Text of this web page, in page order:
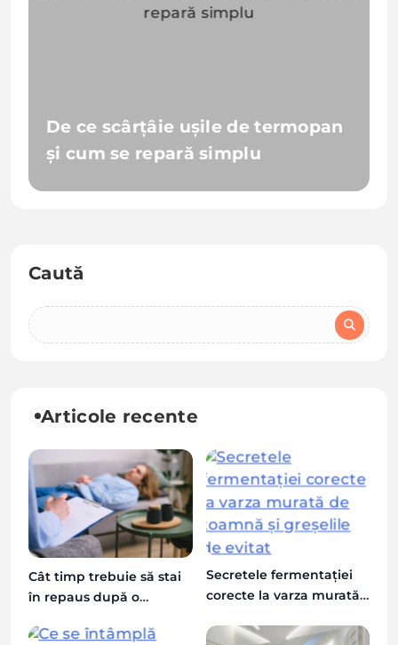
De ce scârțâie ușile de termopan
și cum se repară simplu
Caută
Articole recente
Cât timp trebuie să stai
în repaus după o
Secretele fermentației
corecte la varza murată
de evitat